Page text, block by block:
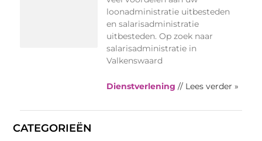
CATEGORIEËN
loonadministratie uitbesteden
en salarisadministratie
uitbesteden. Op zoek naar
salarisadministratie in
Valkenswaard
Dienstverlening // Lees verder »